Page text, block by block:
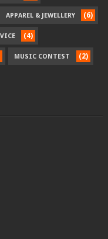
APPAREL & JEWELLERY (6)
(4)
MUSIC CONTEST (2)